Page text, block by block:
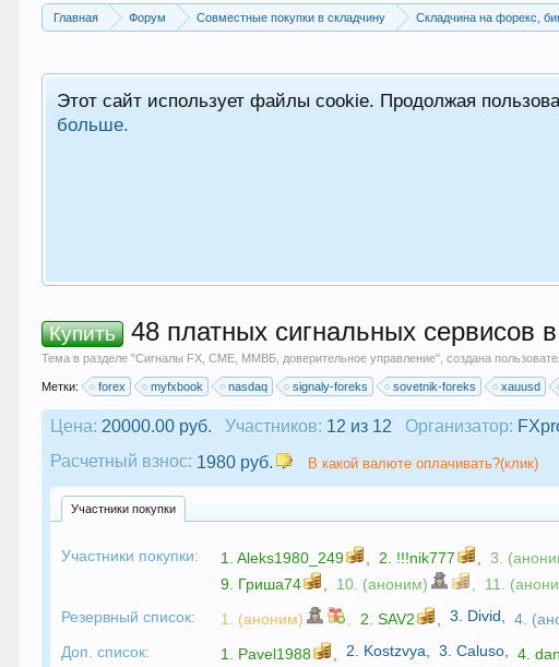
Главная Форум Совместные покупки в складчину Складчина на форекс,
Этот сайт использует файлы cookie. Продолжая
больше.
Купить 48 платных сигнальных сервисов
Тема в разделе "Сигналы FX, СME, ММВБ, доверительное управление", создана
Метки: forex myfxbook nasdaq signaly-foreks sovetnik-foreks xauusd
Цена: 20000.00 руб. Участников: 12 из 12 Организатор:
Расчетный взнос: 1980 руб. В какой валюте оплачивать?(клик)
Участники покупки
Участники покупки: 1.Aleks1980_249 2. !!!nik777 3.
9. Гриша74 10. (аноним) 11.
Резервный список:
1. (аноним) 2.SAV2 3. Divid 4.
Доп. список:
1. Pavel1988 2. Kostzvya 3.Caluso 4.